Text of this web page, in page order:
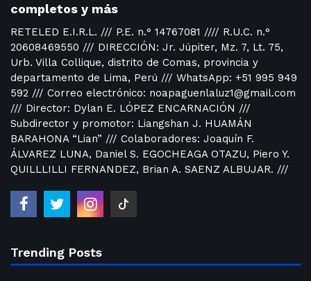
completos y más
RETELED E.I.R.L. /// P.E. n.° 14767081 //// R.U.C. n.°
20608469550 /// DIRECCIÓN: Jr. Júpiter, Mz. 7, Lt. 75,
Urb. Villa Collique, distrito de Comas, provincia y
departamento de Lima, Perú /// WhatsApp: +51 995 949
592 /// Correo electrónico: noapaguenlaluz1@gmail.com
/// Director: Dylan E. LÓPEZ ENCARNACIÓN ///
Subdirector y promotor: Liangshan J. HUAMÁN
BARAHONA “Lian” /// Colaboradores: Joaquín F.
ÁLVAREZ LUNA, Daniel S. EGOCHEAGA OTAZU, Piero Y.
QUILLLILLI FERNANDEZ, Brian A. SAENZ ALBUJAR. ///
Trending Posts